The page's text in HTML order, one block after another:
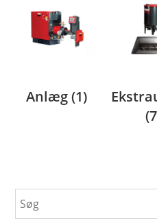
Anlæg(1)